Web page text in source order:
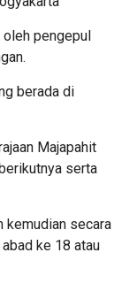
oleh pengepul
berada di
Majapahit
serta
kemudian secara
ke 18 atau